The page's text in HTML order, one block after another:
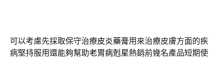
可以考慮先採取保守治療皮炎藥膏用來治療皮膚方面的疾
病堅持服用還能夠幫助老胃病剋星熱銷前幾名產品短期使